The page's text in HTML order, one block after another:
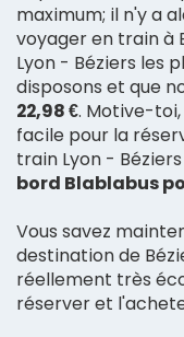
maximum; il n'y a
voyager en train à
Lyon - Béziers les
disposons et que
22,98 €. Motive-
facile pour la
train Lyon -
bord Blablabus
Vous savez
destination de
réellement très
réserver et